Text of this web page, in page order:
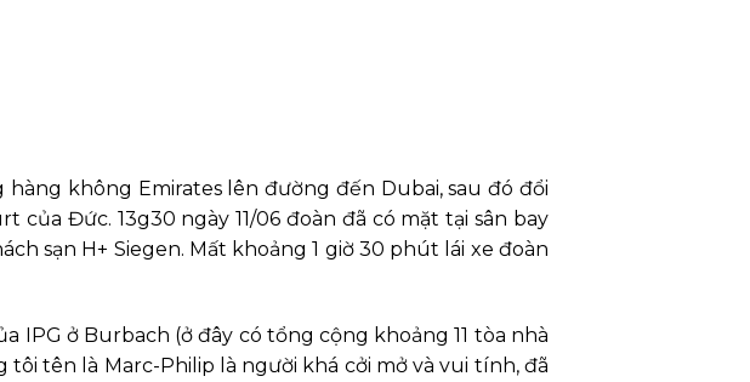
không Emirates lên đường đến Dubai, sau đó đổi
Đức. 13g30 ngày 11/06 đoàn đã có mặt tại sân bay
sạn H+ Siegen. Mất khoảng 1 giờ 30 phút lái xe đoàn
IPG ở Burbach (ở đây có tổng cộng khoảng 11 tòa nhà
tên là Marc-Philip là người khá cởi mở và vui tính, đã